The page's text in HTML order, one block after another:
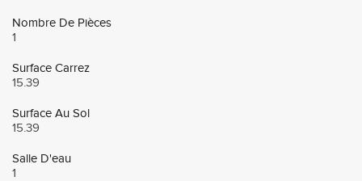
Nombre De Pièces
1
Surface Carrez
15.39
Surface Au Sol
15.39
Salle D'eau
1